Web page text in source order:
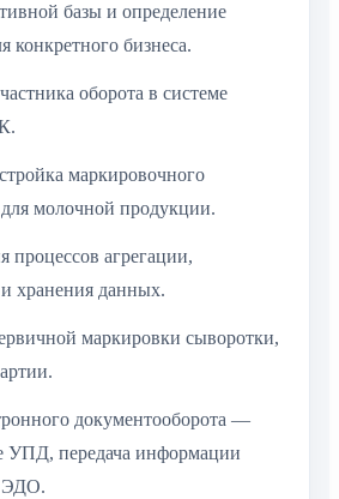
базы и определение
конкретного бизнеса.
оборота в системе
маркировочного
молочной продукции.
процессов агрегации,
хранения данных.
маркировки сыворотки,
документооборота —
УПД, передача информации
ЭДО.